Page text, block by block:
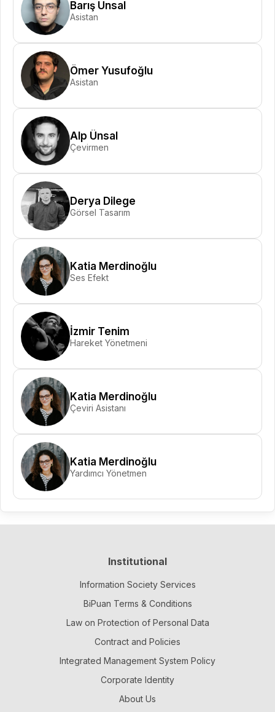
Barış Ünsal
Asistan
Ömer Yusufoğlu
Asistan
Alp Ünsal
Çevirmen
Derya Dilege
Görsel Tasarım
Katia Merdinoğlu
Ses Efekt
İzmir Tenim
Hareket Yönetmeni
Katia Merdinoğlu
Çeviri Asistanı
Katia Merdinoğlu
Yardımcı Yönetmen
Institutional
Information Society Services
BiPuan Terms & Conditions
Law on Protection of Personal Data
Contract and Policies
Integrated Management System Policy
Corporate Identity
About Us